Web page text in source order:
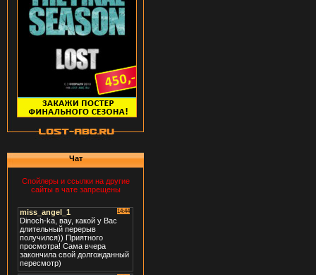
Чат
Спойлеры и ссылки на другие
сайты в чате запрещены